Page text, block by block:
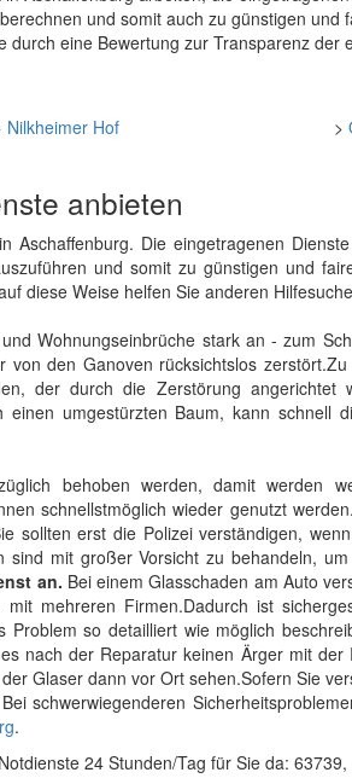
und somit auch zu günstigen und
eine Bewertung zur Transparenz der
Nilkheimer Hof >
anbieten
Aschaffenburg. Die eingetragenen
und somit zu günstigen und
diese Weise helfen Sie anderen
Wohnungseinbrüche stark an - zum
den Ganoven rücksichtslos
der durch die Zerstörung angerichtet
umgestürzten Baum, kann schnell
behoben werden, damit werden
schnellstmöglich wieder genutzt
sollten erst die Polizei verständigen,
sind mit großer Vorsicht zu behandeln,
an. Bei einem Glasschaden am Auto
mehreren Firmen.Dadurch ist
Problem so detailliert wie möglich
nach der Reparatur keinen Ärger mit
Glaser dann vor Ort sehen.Sofern Sie
schwerwiegenderen
.
24 Stunden/Tag für Sie da: